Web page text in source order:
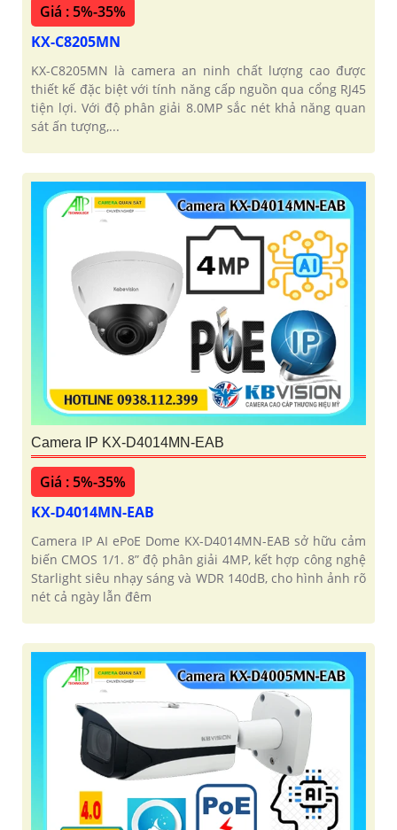
Giá : 5%-35%
KX-C8205MN
KX-C8205MN là camera an ninh chất lượng cao được
thiết kế đặc biệt với tính năng cấp nguồn qua cổng RJ45
tiện lợi. Với độ phân giải 8.0MP sắc nét khả năng quan
sát ấn tượng,...
Camera IP KX-D4014MN-EAB
Giá : 5%-35%
KX-D4014MN-EAB
Camera IP AI ePoE Dome KX-D4014MN-EAB sở hữu cảm
biến CMOS 1/1. 8” độ phân giải 4MP, kết hợp công nghệ
Starlight siêu nhạy sáng và WDR 140dB, cho hình ảnh rõ
nét cả ngày lẫn đêm